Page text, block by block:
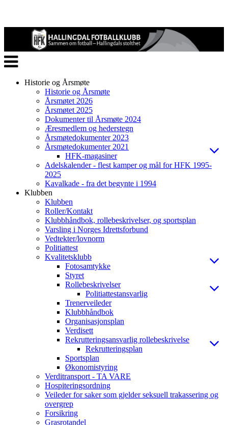
Veksle
navigasjon
Historie og Årsmøte
Historie og Årsmøte
Årsmøtet 2026
Årsmøtet 2025
Dokumenter til Årsmøte 2024
Æresmedlem og hederstegn
Årsmøtedokumenter 2023
Årsmøtedokumenter 2021
HFK-magasiner
Adelskalender - flest kamper og mål for HFK 1995-
2025
Kavalkade - fra det begynte i 1994
Klubben
Klubben
Roller/Kontakt
Klubbhåndbok, rollebeskrivelser, og sportsplan
Varsling i Norges Idrettsforbund
Vedtekter/lovnorm
Politiattest
Kvalitetsklubb
Fotosamtykke
Styret
Rollebeskrivelser
Politiattestansvarlig
Trenerveileder
Klubbhåndbok
Organisasjonsplan
Verdisett
Rekrutteringsansvarlig rollebeskrivelse
Rekrutteringsplan
Sportsplan
Økonomistyring
Verditransport - TA VARE
Hospiteringsordning
Veileder for saker som gjelder seksuell trakassering og
overgrep
Forsikring
Grasrotandel